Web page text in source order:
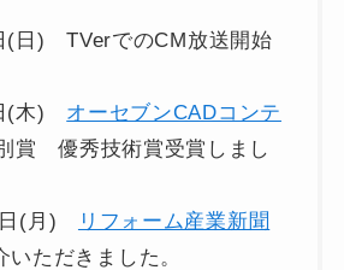
(日) TVerでのCM放送開始
(木) オーセブンCADコンテ
賞 優秀技術賞受賞しまし
日(月)
リフォーム産業新聞
いただきました。